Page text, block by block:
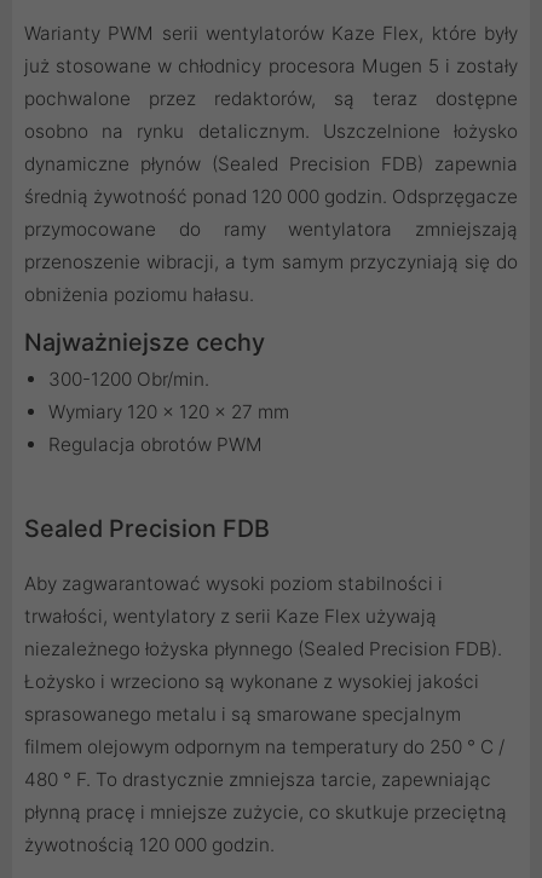
Warianty PWM serii wentylatorów Kaze Flex, które były
już stosowane w chłodnicy procesora Mugen 5 i zostały
pochwalone przez redaktorów, są teraz dostępne
osobno na rynku detalicznym. Uszczelnione łożysko
dynamiczne płynów (Sealed Precision FDB) zapewnia
średnią żywotność ponad 120 000 godzin. Odsprzęgacze
przymocowane do ramy wentylatora zmniejszają
przenoszenie wibracji, a tym samym przyczyniają się do
obniżenia poziomu hałasu.
Najważniejsze cechy
300-1200 Obr/min.
Wymiary 120 x 120 x 27 mm
Regulacja obrotów PWM
Sealed Precision FDB
Aby zagwarantować wysoki poziom stabilności i
trwałości, wentylatory z serii Kaze Flex używają
niezależnego łożyska płynnego (Sealed Precision FDB).
Łożysko i wrzeciono są wykonane z wysokiej jakości
sprasowanego metalu i są smarowane specjalnym
filmem olejowym odpornym na temperatury do 250 ° C /
480 ° F. To drastycznie zmniejsza tarcie, zapewniając
płynną pracę i mniejsze zużycie, co skutkuje przeciętną
żywotnością 120 000 godzin.